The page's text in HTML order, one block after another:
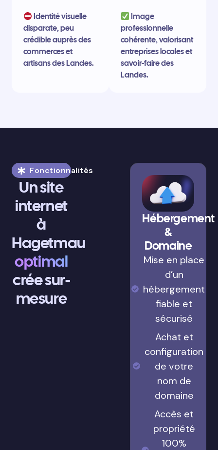
Identité visuelle
disparate, peu
crédible auprès des
commerces et
artisans des Landes.
Image
professionnelle
cohérente, valorisant
entreprises locales et
savoir-faire des
Landes.
Fonctionnalités
Un site
internet
à
Hagetmau
optimal
crée sur-
mesure
Hébergement
&
Domaine
Mise en place
d’un
hébergement
fiable et
sécurisé
Achat et
configuration
de votre
nom de
domaine
Accès et
propriété
100%